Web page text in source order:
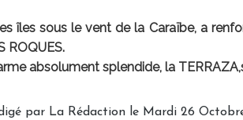
îles sous le vent de la Caraïbe, a
ROQUES.
absolument splendide, la
par La Rédaction le Mardi 26